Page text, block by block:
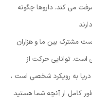
می کند. داروها چگونه
مشترک بین ما و هزاران
توانایی حرکت از
دریا به رویکرد شخصی است ،
کامل از آنچه شما هستید